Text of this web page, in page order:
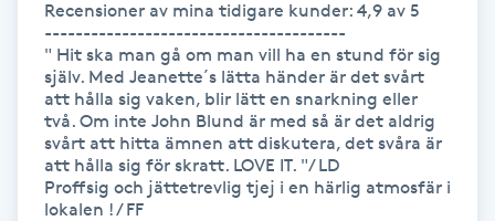
Hårbottenbehandling
Hårförlängning
Hårvård
Hälsa
Recensioner av mina tidigare kunder: 4,9 av 5
---------------------------------------
" Hit ska man gå om man vill ha en stund för sig
själv. Med Jeanette´s lätta händer är det svårt
att hålla sig vaken, blir lätt en snarkning eller
två. Om inte John Blund är med så är det aldrig
svårt att hitta ämnen att diskutera, det svåra är
att hålla sig för skratt. LOVE IT. "/ LD
Proffsig och jättetrevlig tjej i en härlig atmosfär i
lokalen ! / FF